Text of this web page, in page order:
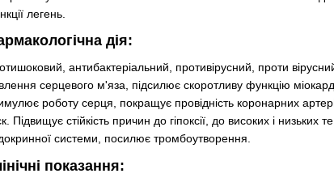
легень.
дія:
антибактеріальний, противірусний, проти
серцевого м'яза, підсилює скоротливу функцію
роботу серця, покращує провідність коронарних
Підвищує стійкість причин до гіпоксії, до високих і низьких
системи, посилює тромбоутворення.
показання: